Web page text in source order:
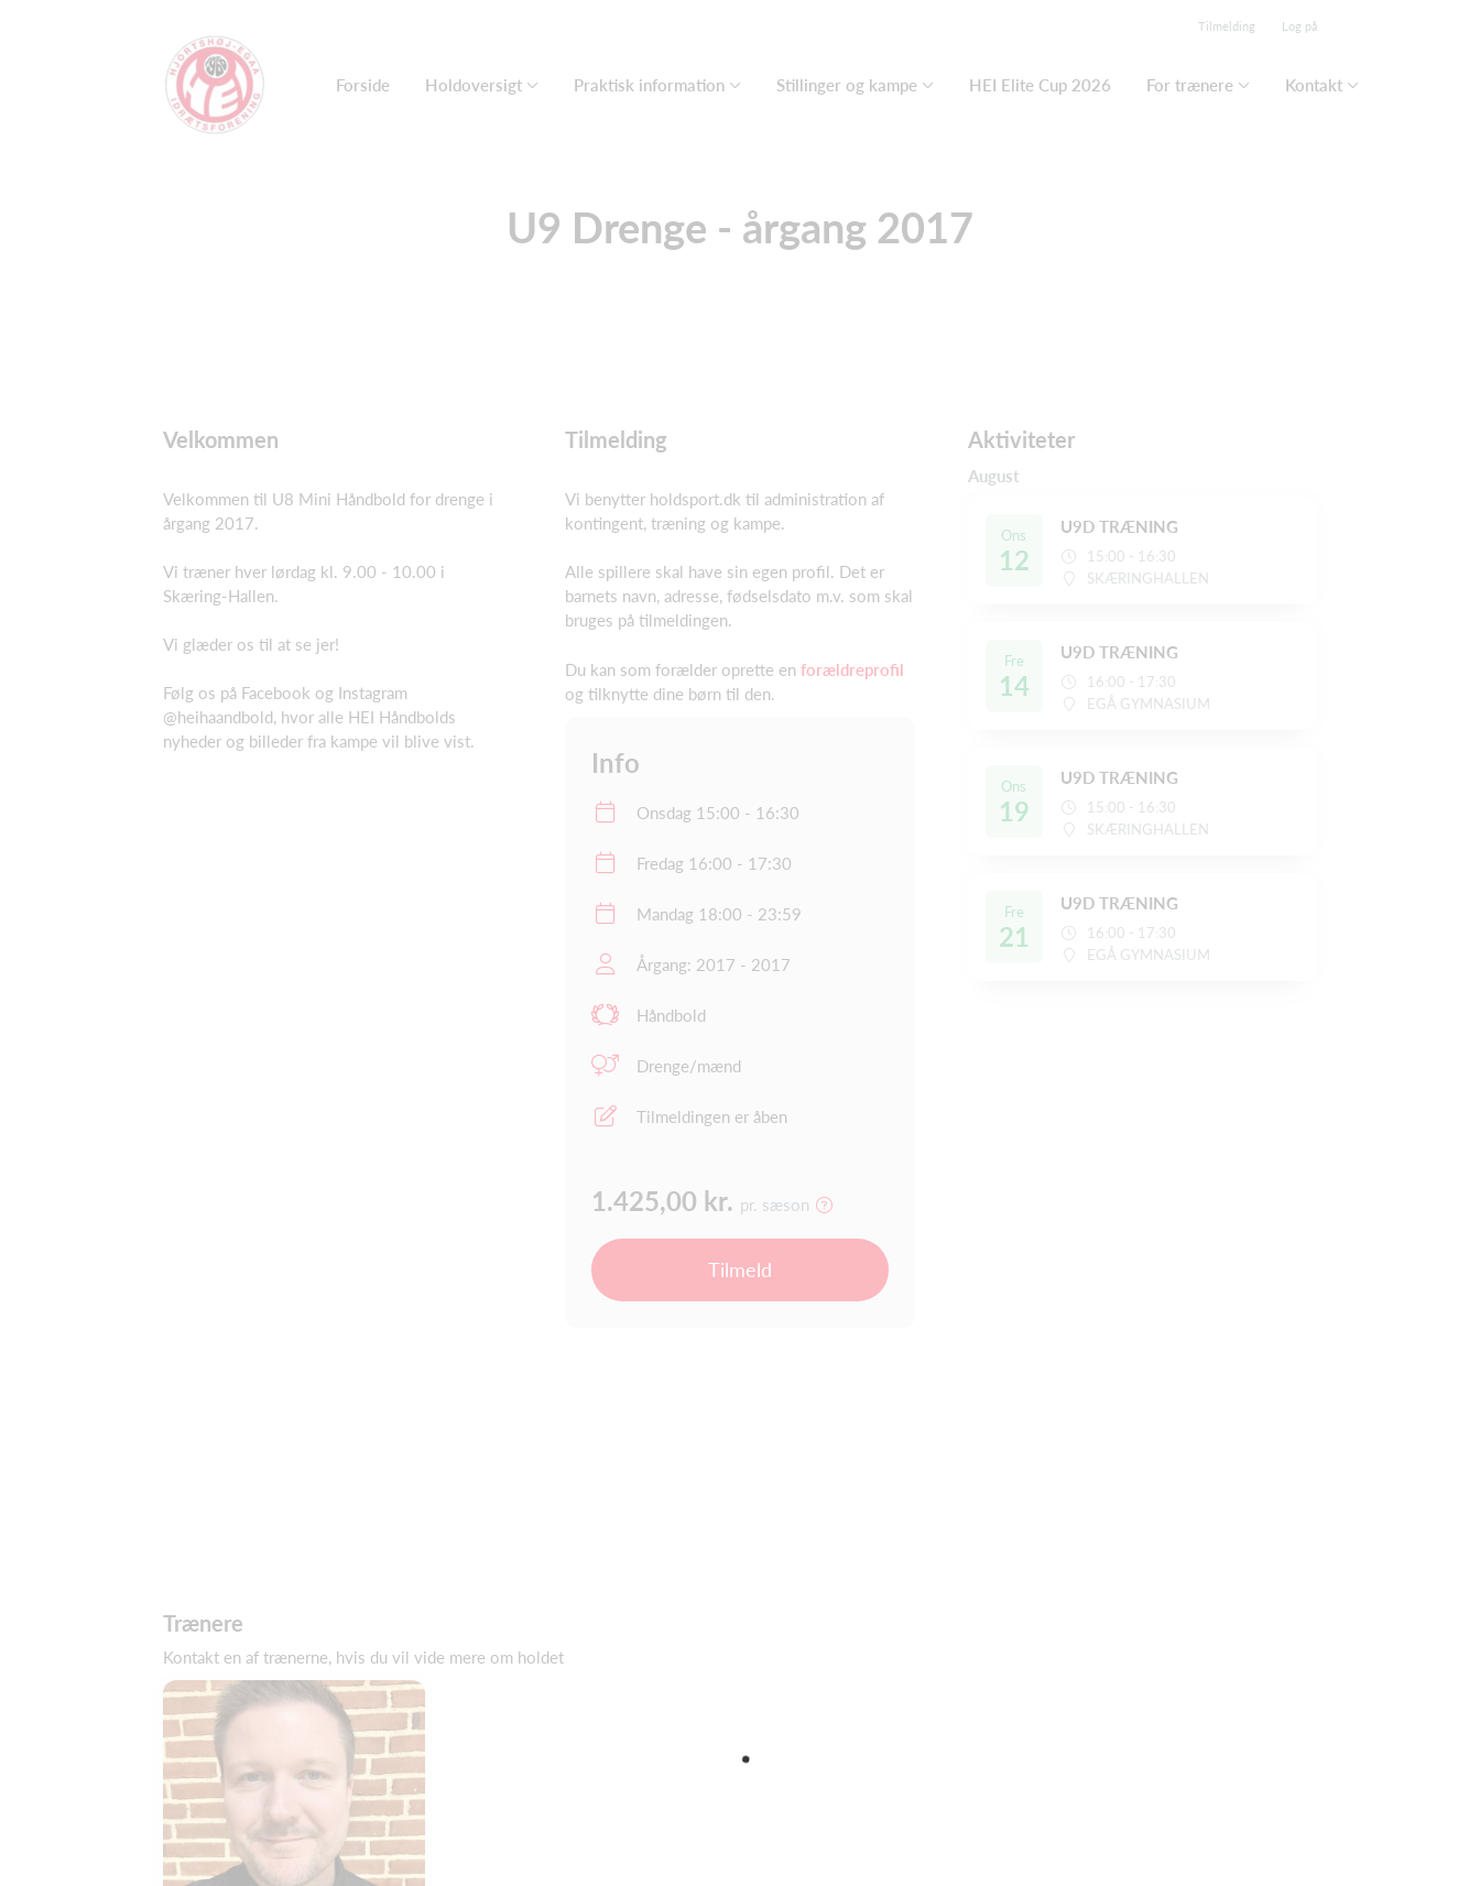
Tilmelding Log på
Forside Holdoversigt Praktisk information Stillinger og kampe HEI Elite Cup 2026 For trænere Kontakt
U9 Drenge - årgang 2017
Velkommen
Velkommen til U8 Mini Håndbold for drenge i
årgang 2017.
Vi træner hver lørdag kl. 9.00 - 10.00 i
Skæring-Hallen.
Vi glæder os til at se jer!
Følg os på Facebook og Instagram
@heihaandbold, hvor alle HEI Håndbolds
nyheder og billeder fra kampe vil blive vist.
Tilmelding
Vi benytter holdsport.dk til administration af
kontingent, træning og kampe.
Alle spillere skal have sin egen profil. Det er
barnets navn, adresse, fødselsdato m.v. som skal
bruges på tilmeldingen.
Du kan som forælder oprette enforældreprofil
og tilknytte dine børn til den.
Info
Onsdag 15:00 - 16:30
Fredag 16:00 - 17:30
Mandag 18:00 - 23:59
Årgang: 2017 - 2017
Håndbold
Drenge/mænd
Tilmeldingen er åben
1.425,00 kr. pr. sæson
Tilmeld
Aktiviteter
August
Ons
12
U9D TRÆNING
15:00 - 16:30
SKÆRINGHALLEN
Fre
14
U9D TRÆNING
16:00 - 17:30
EGÅ GYMNASIUM
Ons
19
U9D TRÆNING
15:00 - 16:30
SKÆRINGHALLEN
Fre
21
U9D TRÆNING
16:00 - 17:30
EGÅ GYMNASIUM
Trænere
Kontakt en af trænerne, hvis du vil vide mere om holdet